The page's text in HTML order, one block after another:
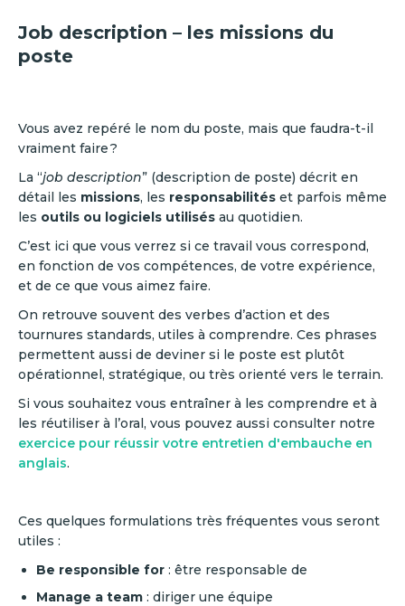
Job description – les missions du
poste
Vous avez repéré le nom du poste, mais que faudra-t-il
vraiment faire ?
La “job description” (description de poste) décrit en
détail les missions, les responsabilités et parfois même
les outils ou logiciels utilisés au quotidien.
C’est ici que vous verrez si ce travail vous correspond,
en fonction de vos compétences, de votre expérience,
et de ce que vous aimez faire.
On retrouve souvent des verbes d’action et des
tournures standards, utiles à comprendre. Ces phrases
permettent aussi de deviner si le poste est plutôt
opérationnel, stratégique, ou très orienté vers le terrain.
Si vous souhaitez vous entraîner à les comprendre et à
les réutiliser à l’oral, vous pouvez aussi consulter notre
exercice pour réussir votre entretien d'embauche en
anglais.
Ces quelques formulations très fréquentes vous seront
utiles :
Be responsible for : être responsable de
Manage a team : diriger une équipe